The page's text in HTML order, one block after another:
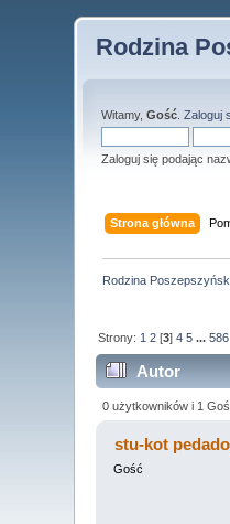
Rodzina
Witamy,Gość .Zaloguj
Zaloguj się podając
Strona główna
Rodzina
Strony: 1 2 [3]4 5 ...586
Autor
0 użytkowników i 1
stu-kot
Gość